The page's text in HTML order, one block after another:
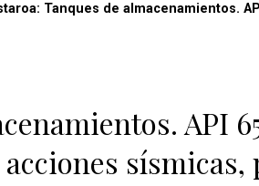
Tanques de almacenamientos.
API
sísmicas,